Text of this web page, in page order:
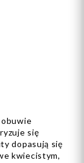
obuwie
się
dopasują się
kwiecistym,